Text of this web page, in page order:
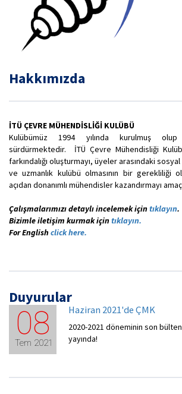
Hakkımızda
İTÜ ÇEVRE MÜHENDİSLİĞİ KULÜBÜ
Kulübümüz 1994 yılında kurulmuş
sürdürmektedir. İTÜ Çevre Mühendisliği
farkındalığı oluşturmayı, üyeler arasındaki
ve uzmanlık kulübü olmasının bir gerekliliği
açıdan donanımlı mühendisler kazandırmayı
Çalışmalarımızı detaylı incelemek içintıklayın.
Bizimle iletişim kurmak içintıklayın.
For Englishclick here.
Duyurular
08
Tem 2021
Haziran 2021'de ÇMK
2020-2021 döneminin son
yayında!